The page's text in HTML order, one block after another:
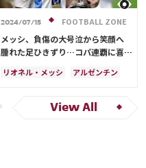
2024/07/15 FOOTBALL ZONE
メッシ、負傷の大号泣から笑顔へ
腫れた足ひきずり…コパ連覇に喜び
リオネル・メッシ
アルゼンチン
View All